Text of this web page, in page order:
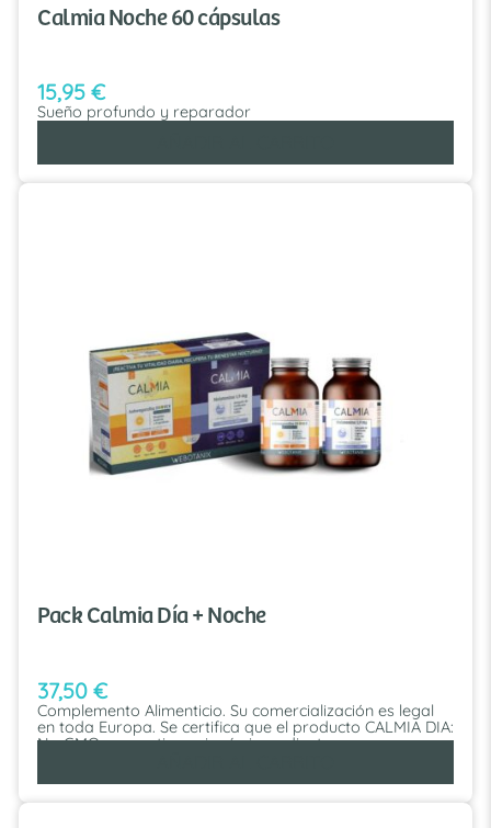
Calmia Noche 60 cápsulas
15,95 €
Sueño profundo y reparador
Pack Calmia Día + Noche
37,50 €
Complemento Alimenticio. Su comercialización es legal
en toda Europa. Se certifica que el producto CALMIA DIA:
No GMO: no contiene ningún ingrediente que provenga